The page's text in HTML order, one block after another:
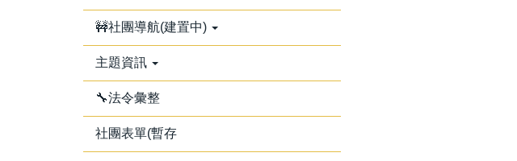
🚧社團導航(建置中)
主題資訊
🔧法令彙整
社團表單(暫存